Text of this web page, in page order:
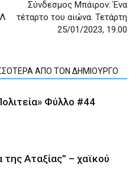
Σύνδεσμος Μπάιρον: Ένα
τέταρτο του αιώνα. Τετάρτη
25/01/2023, 19.00
ΑΠΟ ΤΟΝ ΔΗΜΙΟΥΡΓΟ
Φύλλο #44
της Αταξίας” – χαϊκού